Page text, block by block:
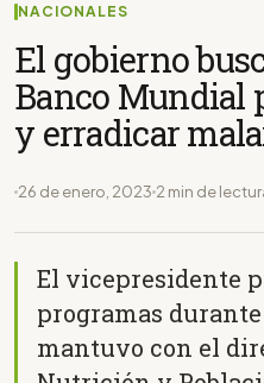
NACIONALES
El gobierno
Banco Mundial
y erradicar
26 de enero, 2023 2 min de
El vicepresidente
programas
mantuvo con el